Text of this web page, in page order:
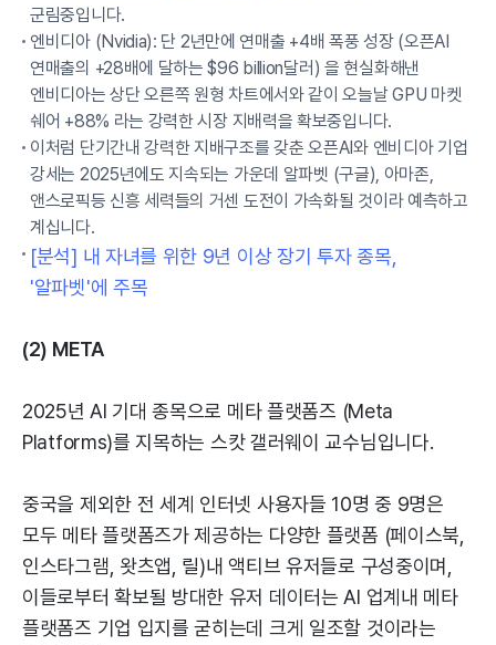
군림중입니다.
엔비디아 (Nvidia): 단 2년만에 연매출 +4배 폭풍 성장 (오픈AI
연매출의 +28배에 달하는 $96 billion달러) 을 현실화해낸
엔비디아는 상단 오른쪽 원형 차트에서와 같이 오늘날 GPU 마켓
쉐어 +88% 라는 강력한 시장 지배력을 확보중입니다.
이처럼 단기간내 강력한 지배구조를 갖춘 오픈AI와 엔비디아 기업
강세는 2025년에도 지속되는 가운데 알파벳 (구글), 아마존,
앤스로픽등 신흥 세력들의 거센 도전이 가속화될 것이라 예측하고
계십니다.
[분석] 내 자녀를 위한 9년 이상 장기 투자 종목,
'알파벳'에 주목
(2) META
2025년 AI 기대 종목으로 메타 플랫폼즈 (Meta
Platforms)를 지목하는 스캇 갤러웨이 교수님입니다.
중국을 제외한 전 세계 인터넷 사용자들 10명 중 9명은
모두 메타 플랫폼즈가 제공하는 다양한 플랫폼 (페이스북,
인스타그램, 왓츠앱, 릴)내 액티브 유저들로 구성중이며,
이들로부터 확보될 방대한 유저 데이터는 AI 업계내 메타
플랫폼즈 기업 입지를 굳히는데 크게 일조할 것이라는